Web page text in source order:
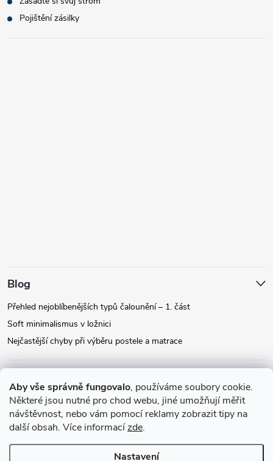
Aby vše správně fungovalo, používáme soubory cookie.
Některé jsou nutné pro chod webu, jiné umožňují měřit
návštěvnost, nebo vám pomocí reklamy zobrazit tipy na
další obsah. Více informacízde.
Nastavení
Pojištění zásilky
Blog
Přehled nejoblíbenějších typů čalounění – 1. část
Soft minimalismus v ložnici
Nejčastější chyby při výběru postele a matrace
Instagram